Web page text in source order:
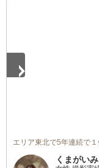
エリア東北で5年連続で
くまがい